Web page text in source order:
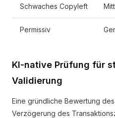
Schwaches Copyleft
Permissiv
KI-native Prüfung für
Validierung
Eine gründliche Bewertung
Verzögerung des